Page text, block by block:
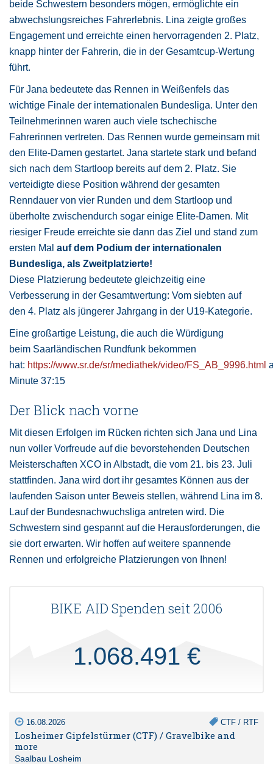
beide Schwestern besonders mögen, ermöglichte ein
abwechslungsreiches Fahrerlebnis. Lina zeigte großes
Engagement und erreichte einen hervorragenden 2. Platz,
knapp hinter der Fahrerin, die in der Gesamtcup-Wertung
führt.
Für Jana bedeutete das Rennen in Weißenfels das
wichtige Finale der internationalen Bundesliga. Unter den
Teilnehmerinnen waren auch viele tschechische
Fahrerinnen vertreten. Das Rennen wurde gemeinsam mit
den Elite-Damen gestartet. Jana startete stark und befand
sich nach dem Startloop bereits auf dem 2. Platz. Sie
verteidigte diese Position während der gesamten
Renndauer von vier Runden und dem Startloop und
überholte zwischendurch sogar einige Elite-Damen. Mit
riesiger Freude erreichte sie dann das Ziel und stand zum
ersten Mal auf dem Podium der internationalen
Bundesliga, als Zweitplatzierte!
Diese Platzierung bedeutete gleichzeitig eine
Verbesserung in der Gesamtwertung: Vom siebten auf
den 4. Platz als jüngerer Jahrgang in der U19-Kategorie.
Eine großartige Leistung, die auch die Würdigung
beim Saarländischen Rundfunk bekommen
hat: https://www.sr.de/sr/mediathek/video/FS_AB_9996.html
Minute 37:15
Der Blick nach vorne
Mit diesen Erfolgen im Rücken richten sich Jana und Lina
nun voller Vorfreude auf die bevorstehenden Deutschen
Meisterschaften XCO in Albstadt, die vom 21. bis 23. Juli
stattfinden. Jana wird dort ihr gesamtes Können aus der
laufenden Saison unter Beweis stellen, während Lina im 8.
Lauf der Bundesnachwuchsliga antreten wird. Die
Schwestern sind gespannt auf die Herausforderungen, die
sie dort erwarten. Wir hoffen auf weitere spannende
Rennen und erfolgreiche Platzierungen von Ihnen!
BIKE AID Spenden seit 2006
1.068.491 €
16.08.2026 CTF / RTF
Losheimer Gipfelstürmer (CTF) / Gravelbike and
more
Saalbau Losheim